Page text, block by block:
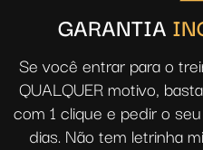
GARANTIA
Se você entrar para o
QUALQUER motivo,
com 1 clique e pedir o
dias. Não tem letrinha